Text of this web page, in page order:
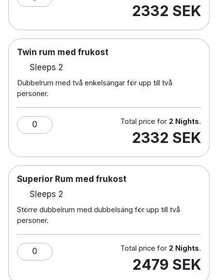
2332 SEK
Twin rum med frukost
Sleeps 2
Dubbelrum med två enkelsängar för upp till två
personer.
0 Total price for 2 Nights.
2332 SEK
Superior Rum med frukost
Sleeps 2
Större dubbelrum med dubbelsäng för upp till två
personer.
0 Total price for 2 Nights.
2479 SEK